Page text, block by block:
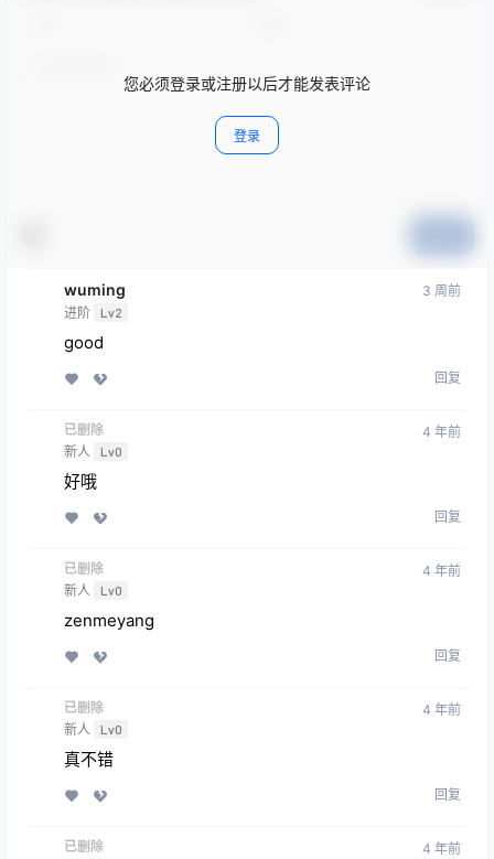
您必须登录或注册以后才能发表评论
登录
wuming
进阶 Lv2
3 周前
good
回复
已删除
新人 Lv0
4 年前
好哦
回复
已删除
新人 Lv0
4 年前
zenmeyang
回复
已删除
新人 Lv0
4 年前
真不错
回复
已删除 4 年前